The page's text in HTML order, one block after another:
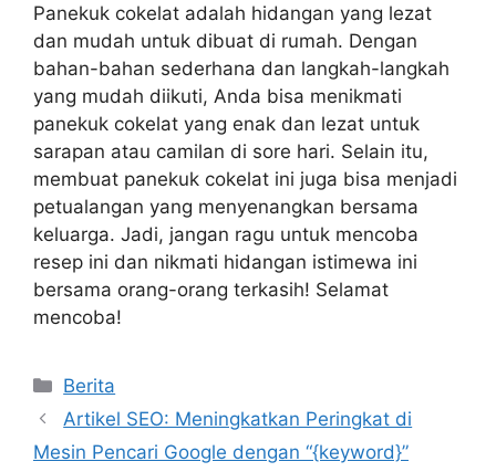
Panekuk cokelat adalah hidangan yang lezat
dan mudah untuk dibuat di rumah. Dengan
bahan-bahan sederhana dan langkah-langkah
yang mudah diikuti, Anda bisa menikmati
panekuk cokelat yang enak dan lezat untuk
sarapan atau camilan di sore hari. Selain itu,
membuat panekuk cokelat ini juga bisa menjadi
petualangan yang menyenangkan bersama
keluarga. Jadi, jangan ragu untuk mencoba
resep ini dan nikmati hidangan istimewa ini
bersama orang-orang terkasih! Selamat
mencoba!
Categories
Berita
Artikel SEO: Meningkatkan Peringkat di
Mesin Pencari Google dengan “{keyword}”